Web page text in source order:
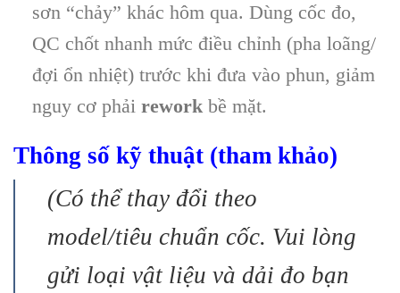
sơn “chảy” khác hôm qua. Dùng cốc đo,
QC chốt nhanh mức điều chỉnh (pha loãng/
đợi ổn nhiệt) trước khi đưa vào phun, giảm
nguy cơ phải reworkbề mặt.
Thông số kỹ thuật (tham khảo)
(Có thể thay đổi theo
model/tiêu chuẩn cốc. Vui lòng
gửi loại vật liệu và dải đo bạn